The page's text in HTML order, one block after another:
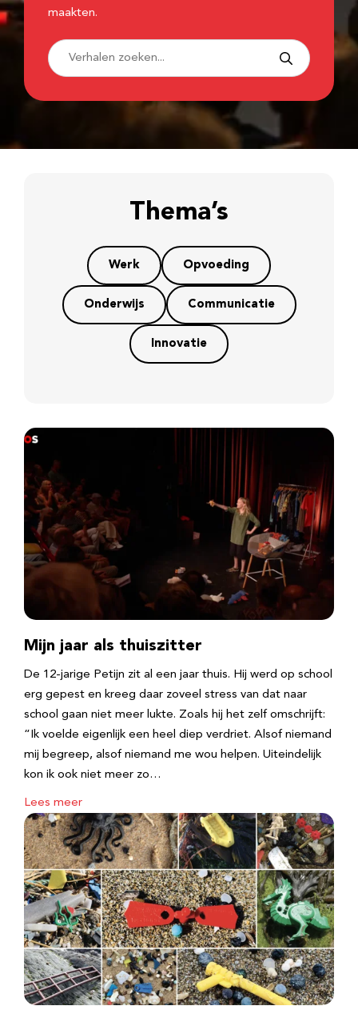
maakten.
Thema’s
Werk Opvoeding
Onderwijs Communicatie
Innovatie
Mijn jaar als thuiszitter
De 12-jarige Petijn zit al een jaar thuis. Hij werd op school
erg gepest en kreeg daar zoveel stress van dat naar
school gaan niet meer lukte. Zoals hij het zelf omschrijft:
“Ik voelde eigenlijk een heel diep verdriet. Alsof niemand
mij begreep, alsof niemand me wou helpen. Uiteindelijk
kon ik ook niet meer zo…
Lees meer